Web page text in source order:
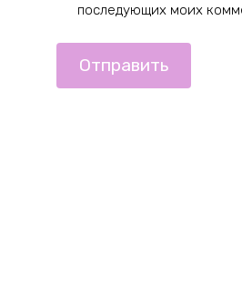
последующих моих